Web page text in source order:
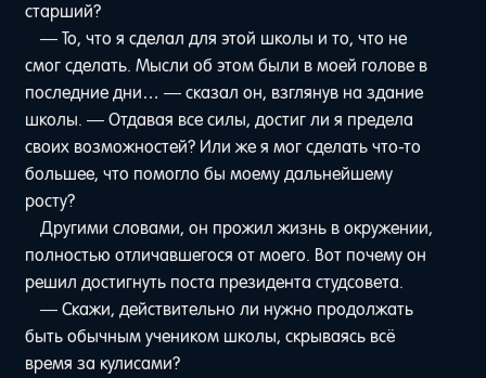
старший?
— То, что я сделал для этой школы и то, что не
смог сделать. Мысли об этом были в моей голове в
последние дни… — сказал он, взглянув на здание
школы. — Отдавая все силы, достиг ли я предела
своих возможностей? Или же я мог сделать что-то
большее, что помогло бы моему дальнейшему
росту?
Другими словами, он прожил жизнь в окружении,
полностью отличавшегося от моего. Вот почему он
решил достигнуть поста президента студсовета.
— Скажи, действительно ли нужно продолжать
быть обычным учеником школы, скрываясь всё
время за кулисами?